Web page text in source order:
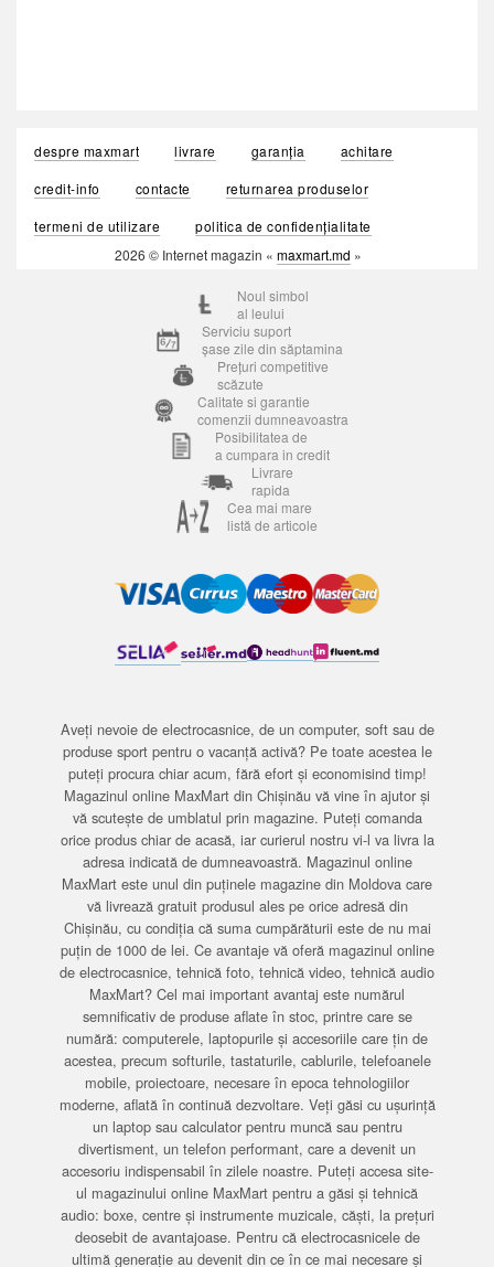
despre maxmart livrare garanția
achitare
credit-info
contacte
returnarea produselor
termeni de utilizare
politica de confidențialitate
2026 © Internet magazin « maxmart.md »
Noul simbol
al leului
Serviciu suport
șase zile din săptamina
Prețuri competitive
scăzute
Calitate si garantie
comenzii dumneavoastra
Posibilitatea de
a cumpara in credit
Livrare
rapida
Cea mai mare
listă de articole
Aveți nevoie de electrocasnice, de un computer, soft sau de
produse sport pentru o vacanță activă? Pe toate acestea le
puteți procura chiar acum, fără efort și economisind timp!
Magazinul online MaxMart din Chișinău vă vine în ajutor și
vă scutește de umblatul prin magazine. Puteți comanda
orice produs chiar de acasă, iar curierul nostru vi-l va livra la
adresa indicată de dumneavoastră. Magazinul online
MaxMart este unul din puținele magazine din Moldova care
vă livrează gratuit produsul ales pe orice adresă din
Chișinău, cu condiția că suma cumpărăturii este de nu mai
puțin de 1000 de lei. Ce avantaje vă oferă magazinul online
de electrocasnice, tehnică foto, tehnică video, tehnică audio
MaxMart? Cel mai important avantaj este numărul
semnificativ de produse aflate în stoc, printre care se
numără: computerele, laptopurile și accesoriile care țin de
acestea, precum softurile, tastaturile, cablurile, telefoanele
mobile, proiectoare, necesare în epoca tehnologiilor
moderne, aflată în continuă dezvoltare. Veți găsi cu ușurință
un laptop sau calculator pentru muncă sau pentru
divertisment, un telefon performant, care a devenit un
accesoriu indispensabil în zilele noastre. Puteți accesa site-
ul magazinului online MaxMart pentru a găsi și tehnică
audio: boxe, centre și instrumente muzicale, căști, la prețuri
deosebit de avantajoase. Pentru că electrocasnicele de
ultimă generație au devenit din ce în ce mai necesare și